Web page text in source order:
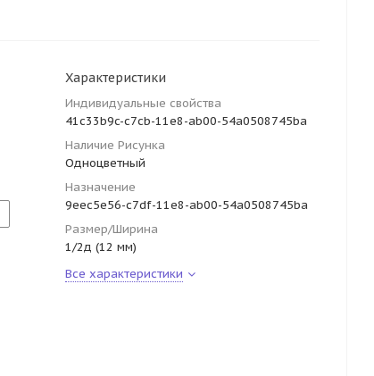
Характеристики
Индивидуальные свойства
41c33b9c-c7cb-11e8-ab00-54a0508745ba
Наличие Рисунка
Одноцветный
Назначение
9eec5e56-c7df-11e8-ab00-54a0508745ba
Размер/Ширина
1/2д (12 мм)
Все характеристики